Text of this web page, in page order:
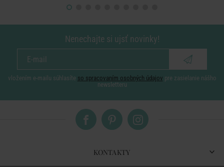
Nenechajte si ujsť novinky!
vložením e-mailu súhlasíte so spracovaním osobných údajov pre zasielanie nášho
newsletteru
KONTAKTY